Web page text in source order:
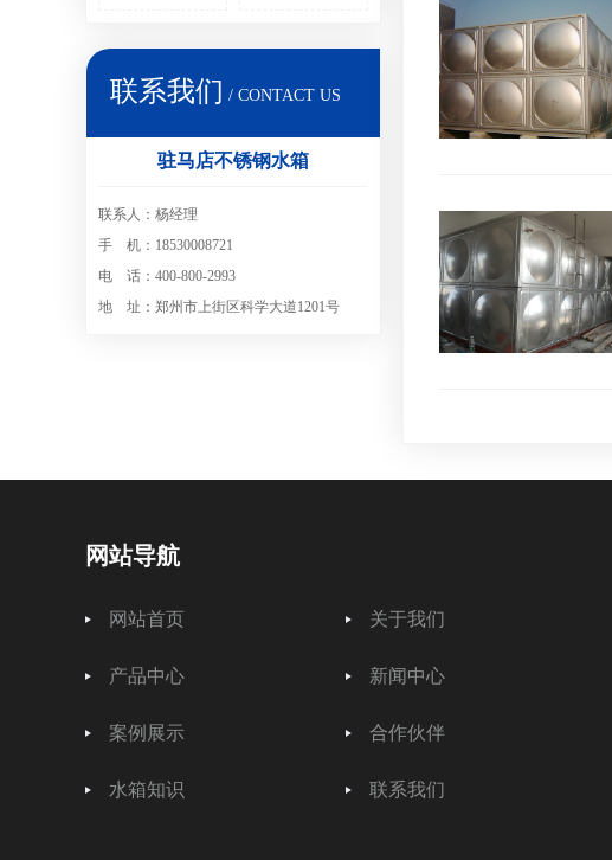
联系我们 / CONTACT US
驻马店不锈钢水箱
联系人：杨经理
手 机：18530008721
电 话：400-800-2993
地 址：郑州市上街区科学大道1201号
网站导航
网站首页 关于我们
产品中心 新闻中心
案例展示 合作伙伴
水箱知识 联系我们